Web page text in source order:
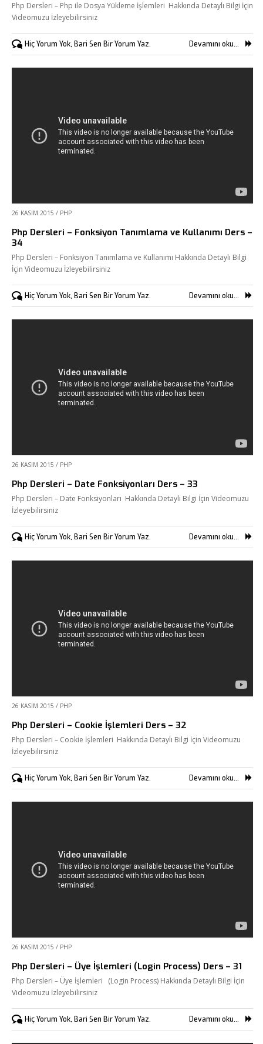
Php Dersleri – Php ile Dosya Yükleme İşlemleri Hakkında Detaylı Bilgi İçin
Videomuzu İzleyebilirsiniz
Hiç Yorum Yok, Bari Sen Bir Yorum Yaz. Devamını oku...
26 KASIM 2015 / PHP
Php Dersleri – Fonksiyon Tanımlama ve Kullanımı Ders –
34
Php Dersleri – Fonksiyon Tanımlama ve Kullanımı Hakkında Detaylı Bilgi
İçin Videomuzu İzleyebilirsiniz
Hiç Yorum Yok, Bari Sen Bir Yorum Yaz. Devamını oku...
26 KASIM 2015 / PHP
Php Dersleri – Date Fonksiyonları Ders – 33
Php Dersleri – Date Fonksiyonları Hakkında Detaylı Bilgi İçin Videomuzu
İzleyebilirsiniz
Hiç Yorum Yok, Bari Sen Bir Yorum Yaz. Devamını oku...
26 KASIM 2015 / PHP
Php Dersleri – Cookie İşlemleri Ders – 32
Php Dersleri – Cookie İşlemleri Hakkında Detaylı Bilgi İçin Videomuzu
İzleyebilirsiniz
Hiç Yorum Yok, Bari Sen Bir Yorum Yaz. Devamını oku...
26 KASIM 2015 / PHP
Php Dersleri – Üye İşlemleri (Login Process) Ders – 31
Php Dersleri – Üye İşlemleri (Login Process) Hakkında Detaylı Bilgi İçin
Videomuzu İzleyebilirsiniz
Hiç Yorum Yok, Bari Sen Bir Yorum Yaz. Devamını oku...